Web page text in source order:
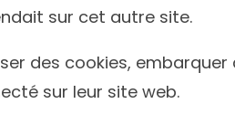
sur cet autre site.
des cookies,
sur leur site web.